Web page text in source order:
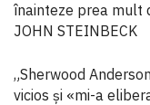
înainteze prea mult
JOHN STEINBECK
„Sherwood
vicios și «mi-a